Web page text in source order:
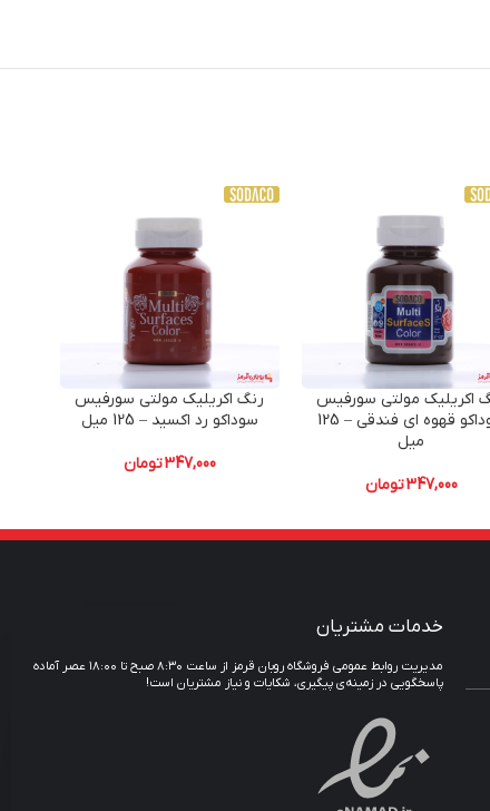
اکریلیک مولتی سورفیس
سوداکو قهوه ای فندقی – 125
میل
347,000تومان
رنگ اکریلیک مولتی سورفیس
سوداکو رد اکسید – 125 میل
347,000تومان
خدمات مشتریان
مدیریت روابط عمومی فروشگاه روبان قرمز از ساعت ۸:۳۰ صبح تا ۱۸:۰۰ عصر آماده
پاسخگویی در زمینه‌ی پیگیری، شکایات و نیاز مشتریان است!